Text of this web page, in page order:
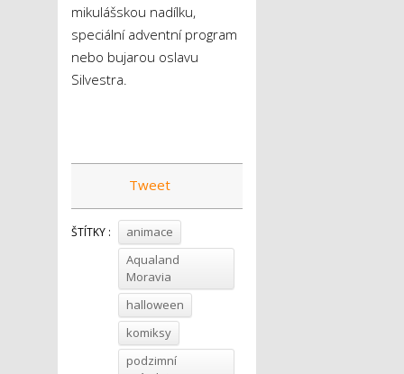
mikulášskou nadílku,
speciální adventní program
nebo bujarou oslavu
Silvestra.
Tweet
ŠTÍTKY :
animace
Aqualand
Moravia
halloween
komiksy
podzimní